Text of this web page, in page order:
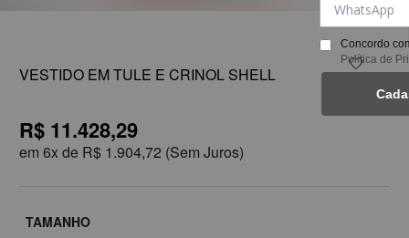
VESTIDO EM TULE E CRINOL SHELL
R$ 11.428,29
em 6x de R$ 1.904,72 (Sem Juros)
TAMANHO
Concordo
Política de